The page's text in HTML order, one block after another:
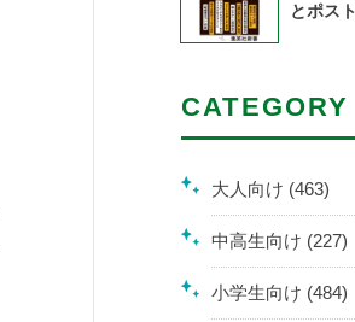
とポス
CATEGORY
大人向け (463)
中高生向け (227)
小学生向け (484)